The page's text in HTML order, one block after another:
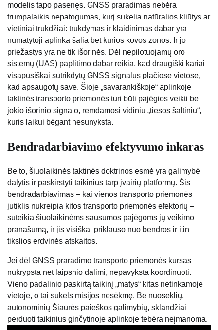
modelis tapo pasenęs. GNSS praradimas nebėra
trumpalaikis nepatogumas, kurį sukelia natūralios kliūtys ar
vietiniai trukdžiai: trukdymas ir klaidinimas dabar yra
numatytoji aplinka šalia bet kurios kovos zonos. Ir jo
priežastys yra ne tik išorinės. Dėl nepilotuojamų oro
sistemų (UAS) paplitimo dabar reikia, kad draugiški kariai
visapusiškai sutrikdytų GNSS signalus plačiose vietose,
kad apsaugotų save. Šioje „savarankiškoje“ aplinkoje
taktinės transporto priemonės turi būti pajėgios veikti be
jokio išorinio signalo, remdamosi vidiniu „tiesos šaltiniu“,
kuris laikui bėgant nesunyksta.
Bendradarbiavimo efektyvumo inkaras
Be to, šiuolaikinės taktinės doktrinos esmė yra galimybė
dalytis ir paskirstyti taikinius tarp įvairių platformų. Šis
bendradarbiavimas – kai vienos transporto priemonės
jutiklis nukreipia kitos transporto priemonės efektorių –
suteikia šiuolaikinėms sausumos pajėgoms jų veikimo
pranašumą, ir jis visiškai priklauso nuo bendros ir itin
tikslios erdvinės atskaitos.
Jei dėl GNSS praradimo transporto priemonės kursas
nukrypsta net laipsnio dalimi, nepavyksta koordinuoti.
Vieno padalinio paskirtą taikinį „matys“ kitas netinkamoje
vietoje, o tai sukels misijos nesėkmę. Be nuoseklių,
autonominių Šiaurės paieškos galimybių, sklandžiai
perduoti taikinius ginčytinoje aplinkoje tebėra neįmanoma.